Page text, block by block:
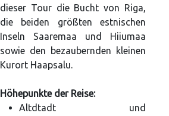
dieser Tour die Bucht von Riga,
die beiden größten estnischen
Inseln Saaremaa und Hiiumaa
sowie den bezaubernden kleinen
Kurort Haapsalu.
Höhepunkte der Reise:
Altdtadt und